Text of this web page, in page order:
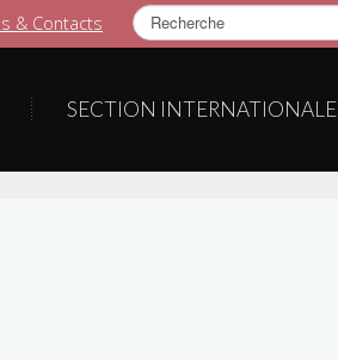
Rechercher
& Contacts
SECTION INTERNATIONALE